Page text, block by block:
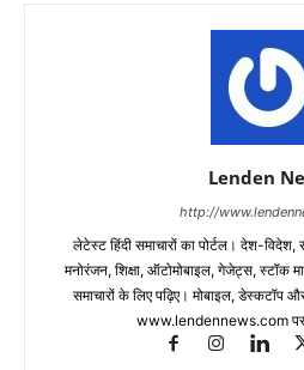
Lenden
http://
लेटेस्ट हिंदी समाचारों का पोर्टल। देश-विदेश,
मनोरंजन, शिक्षा, ऑटोमोबाइल, गेजेट्स, स्टॉक
समाचारों के लिए पढ़िए। मोबाइल, डेस्कटॉप
www.lendennews.com पर